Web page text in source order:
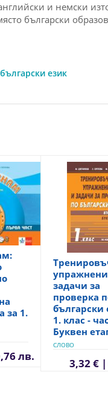
и немски
български
език
за 1.
лв.
задачи за
проверка
български
1. клас -
Буквен
СЛОВО
3,32 €